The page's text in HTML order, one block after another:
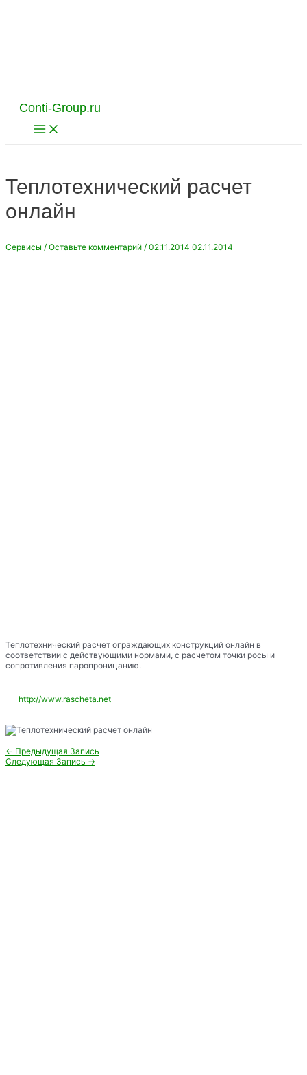
Conti-Group.ru
Main
Menu
Теплотехнический расчет
онлайн
Сервисы / Оставьте комментарий / 02.11.2014 02.11.2014
Теплотехнический расчет ограждающих конструкций онлайн в
соответствии с действующими нормами, с расчетом точки росы и
сопротивления паропроницанию.
http://www.rascheta.net
Навигация
по
← Предыдущая Запись
Следующая Запись →